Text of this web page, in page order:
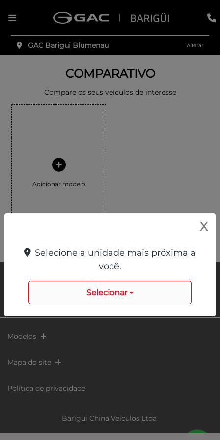
GAC Barigui Blumenau Alterar
COMPARATIVO
Compare os seus veículos de interesse
Adicionar modelo
Modelos
Mapa do site
Política de privacidade
Barigui China Veiculos Ltda
X
Selecione a unidade mais próxima a
você.
Selecionar